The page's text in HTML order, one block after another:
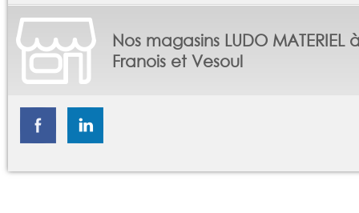
Nos magasins LUDO MATERIEL
Franois et Vesoul